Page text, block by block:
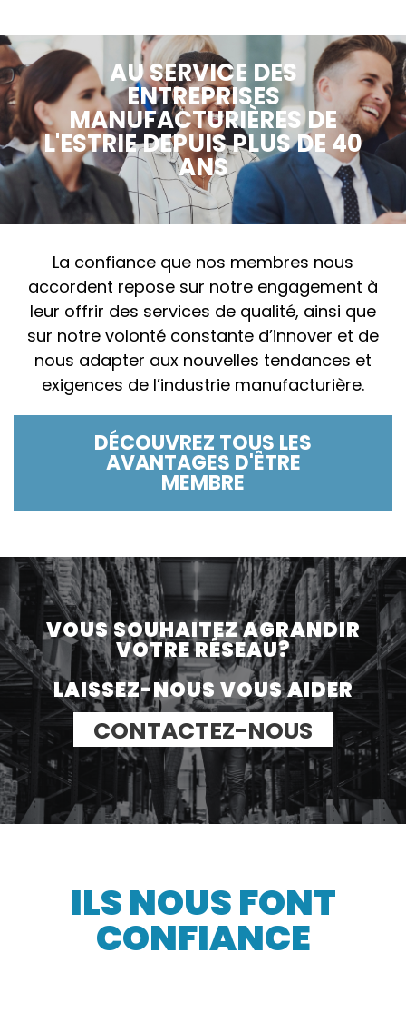
AU SERVICE DES
ENTREPRISES
MANUFACTURIÈRES DE
L'ESTRIE DEPUIS PLUS DE 40
ANS
La confiance que nos membres nous
accordent repose sur notre engagement à
leur offrir des services de qualité, ainsi que
sur notre volonté constante d’innover et de
nous adapter aux nouvelles tendances et
exigences de l’industrie manufacturière.
DÉCOUVREZ TOUS LES
AVANTAGES D'ÊTRE
MEMBRE
VOUS SOUHAITEZ AGRANDIR
VOTRE RÉSEAU?
LAISSEZ-NOUS VOUS AIDER
CONTACTEZ-NOUS
ILS NOUS FONT
CONFIANCE